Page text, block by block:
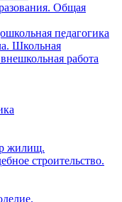
Общая
педагогика
Школьная
работа
жилищ.
строительство.